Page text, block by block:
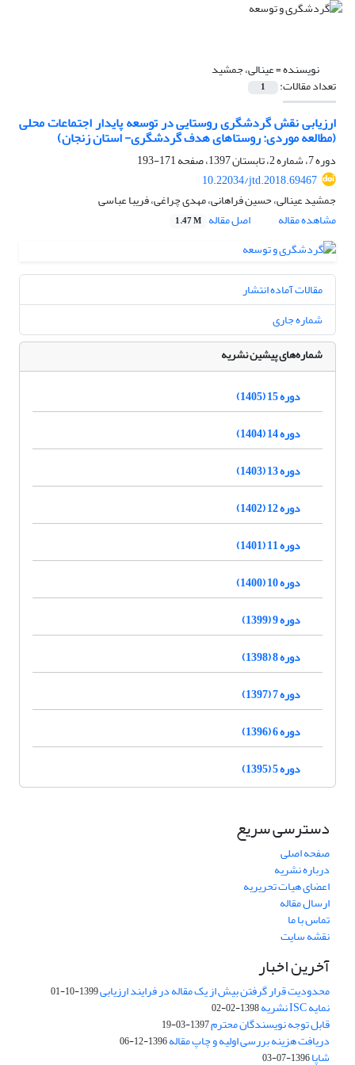
نویسنده =عینالی، جمشید
تعداد مقالات: 1
ارزیابی نقش گردشگری روستایی در توسعه پایدار اجتماعات محلی
(مطالعه موردی: روستاهای هدف گردشگری- استان زنجان)
دوره 7، شماره 2، تابستان 1397، صفحه
171-193
10.22034/jtd.2018.69467
جمشید عینالی، حسین فراهانی، مهدی چراغی، فریبا عباسی
مشاهده مقاله
اصل مقاله 1.47 M
مقالات آماده انتشار
شماره جاری
شماره‌های پیشین نشریه
دوره 15 (1405)
دوره 14 (1404)
دوره 13 (1403)
دوره 12 (1402)
دوره 11 (1401)
دوره 10 (1400)
دوره 9 (1399)
دوره 8 (1398)
دوره 7 (1397)
دوره 6 (1396)
دوره 5 (1395)
دسترسی سریع
صفحه اصلی
درباره نشریه
اعضای هیات تحریریه
ارسال مقاله
تماس با ما
نقشه سایت
آخرین اخبار
محدودیت قرار گرفتن بیش از یک مقاله در فرایند ارزیابی1399-10-01
نمایه ISC نشریه 1398-02-02
قابل توجه نویسندگان محترم1397-03-19
دریافت هزینه بررسی اولیه و چاپ مقاله1396-12-06
شاپا1396-07-03